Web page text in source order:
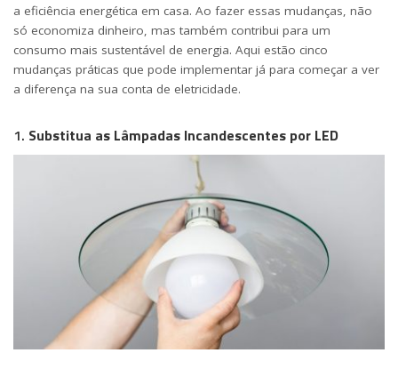
a eficiência energética em casa. Ao fazer essas mudanças, não
só economiza dinheiro, mas também contribui para um
consumo mais sustentável de energia. Aqui estão cinco
mudanças práticas que pode implementar já para começar a ver
a diferença na sua conta de eletricidade.
1. Substitua as Lâmpadas Incandescentes por LED